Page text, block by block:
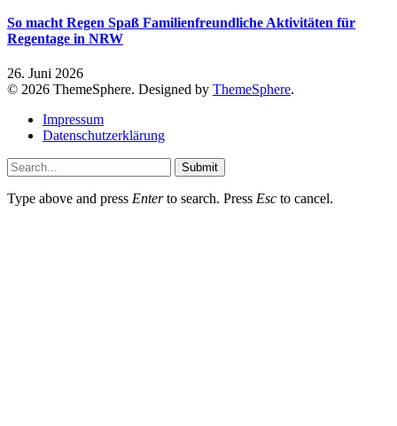
So macht Regen Spaß Familienfreundliche Aktivitäten für
Regentage in NRW
26. Juni 2026
© 2026 ThemeSphere. Designed by ThemeSphere.
Impressum
Datenschutzerklärung
Submit
Type above and press Enterto search. Press Esc to cancel.